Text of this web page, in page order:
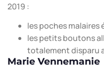
2019 :
les poches
les petits boutons
totalement disparu
Marie Vennemanie